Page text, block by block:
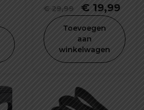
waterdicht en
schokbestendig
€29,99
was:
€ 29,99.
€ 19,99
prijs
is:
€
Toevoegen
aan
winkelwagen